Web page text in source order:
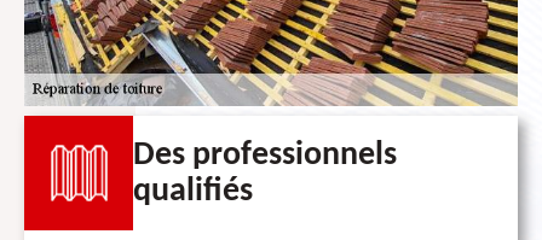
Des professionnels
qualifiés